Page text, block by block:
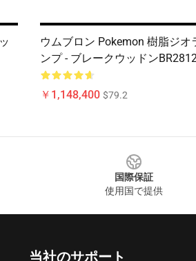
ウムブロン Pokemon 樹脂ジオ
ンプ - ブレークウッドン
￥1,148,400 $79.2
国際保証
使用国で提供
当社のサポート